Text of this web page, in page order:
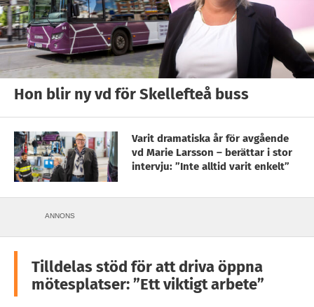
Hon blir ny vd för Skellefteå buss
Varit dramatiska år för avgående
vd Marie Larsson – berättar i stor
intervju: ”Inte alltid varit enkelt”
ANNONS
Tilldelas stöd för att driva öppna
mötesplatser: ”Ett viktigt arbete”